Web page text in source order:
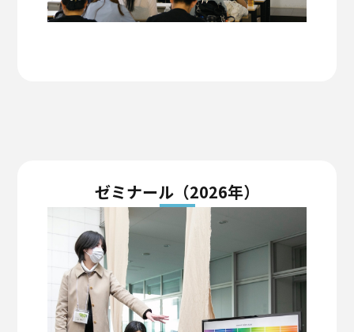
ゼミナール（2026年）